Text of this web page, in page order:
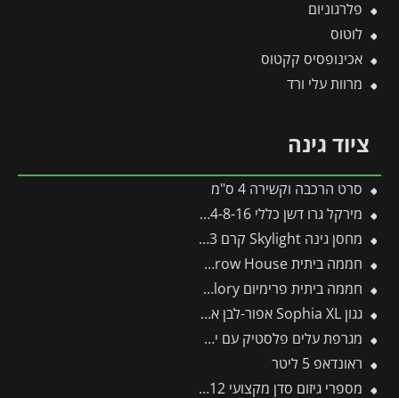
פלרגוניום
לוטוס
אכינופסיס קקטוס
מרוות עלי ורד
ציוד גינה
סרט הרכבה וקשירה 4 ס"מ
מירקל גרו דשן כללי 24-8-16 – 675 גרם
מחסן גינה Skylight קרם 1.9X2.3 מבית פלרם – קנופיה
חממה ביתית 1.2X2.4 Lean To Grow House כסף-הייבריד מבית פלרם – קנופיה
חממה ביתית פרימיום 2.5X3.6 Glory מבית פלרם – Canopia
גגון Sophia XL אפור-לבן אופל 1.4X8.5 עיצוב מודרני מבית פלרם – Canopia
מגרפת עלים פלסטיק עם ידית אלומיניום פיסקארס
ראונדאפ 5 ליטר
מספרי גיזום סדן מקצועי 12 GG -תבור